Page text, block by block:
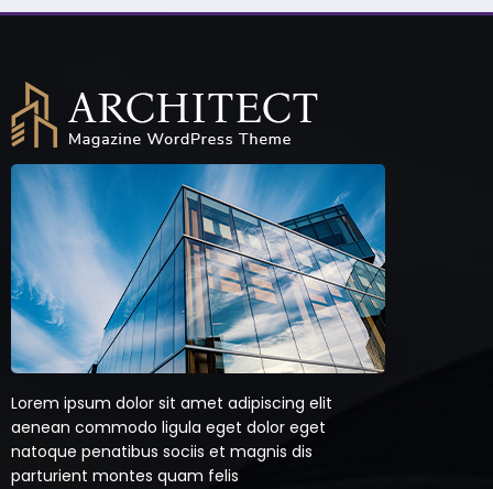
Lorem ipsum dolor sit amet adipiscing elit
aenean commodo ligula eget dolor eget
natoque penatibus sociis et magnis dis
parturient montes quam felis